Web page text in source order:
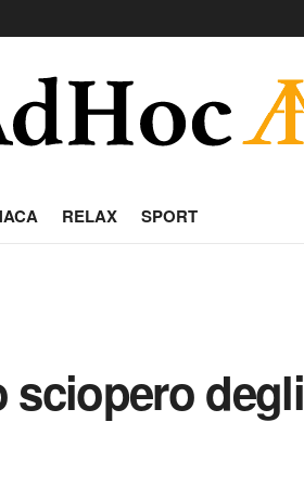
RELAX SPORT
sciopero degli